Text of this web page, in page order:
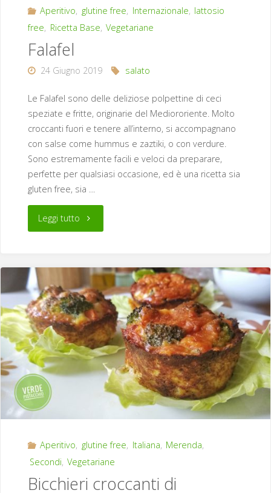
Aperitivo, glutine free, Internazionale, lattosio
free, Ricetta Base, Vegetariane
Falafel
24 Giugno 2019 salato
Le Falafel sono delle deliziose polpettine di ceci
speziate e fritte, originarie del Mediororiente. Molto
croccanti fuori e tenere all’interno, si accompagnano
con salse come hummus e zaztiki, o con verdure.
Sono estremamente facili e veloci da preparare,
perfette per qualsiasi occasione, ed è una ricetta sia
gluten free, sia …
Leggi tutto"Falafel"
Aperitivo, glutine free, Italiana, Merenda,
Secondi, Vegetariane
Bicchieri croccanti di